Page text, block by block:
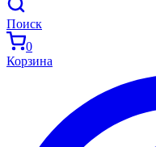
Поиск
0
Корзина